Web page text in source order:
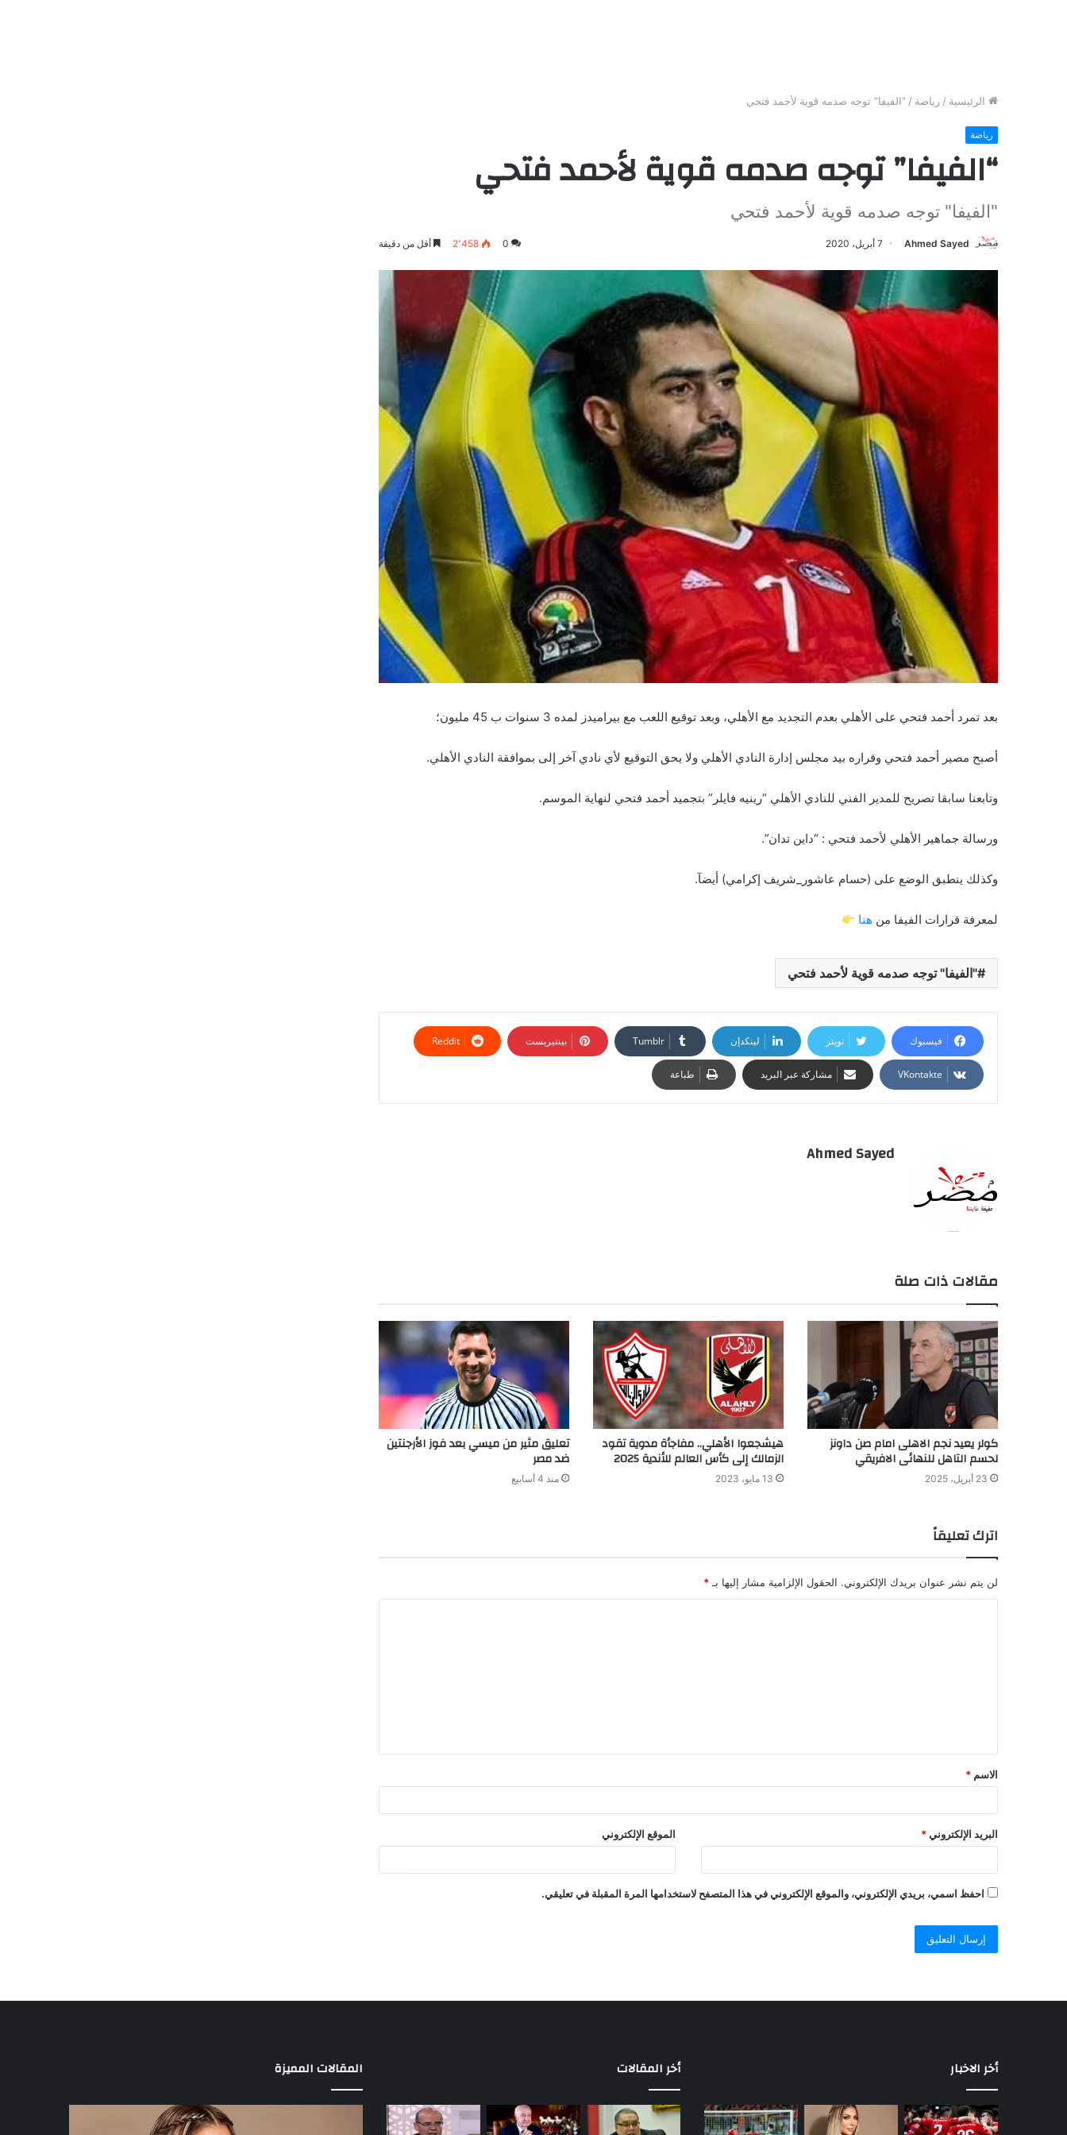
الرئيسية / رياضة / “الفيفا” توجه صدمه قوية لأحمد فتحي
رياضة
“الفيفا” توجه صدمه قوية لأحمد فتحي
"الفيفا" توجه صدمه قوية لأحمد فتحي
Ahmed Sayed 7 أبريل، 2020 0 2٬458 أقل من دقيقة
بعد تمرد أحمد فتحي على الأهلي بعدم التجديد مع الأهلي، وبعد توقيع اللعب مع بيراميدز لمده 3 سنوات ب 45 مليون؛
أصبح مصير أحمد فتحي وقراره بيد مجلس إدارة النادي الأهلي ولا يحق التوقيع لأي نادي آخر إلى بموافقة النادي الأهلي.
وتابعنا سابقا تصريح للمدير الفني للنادي الأهلي “رينيه فايلر” بتجميد أحمد فتحي لنهاية الموسم.
ورسالة جماهير الأهلي لأحمد فتحي : “داين تدان”.
وكذلك ينطبق الوضع على (حسام عاشور_شريف إكرامي) أيضآ.
لمعرفة قرارات الفيفا من هنا
"الفيفا" توجه صدمه قوية لأحمد فتحي
فيسبوك تويتر لينكدإن بينتيريست
مشاركة عبر البريد طباعة
Ahmed Sayed
مقالات ذات صلة
كولر يعيد نجم الاهلى امام صن داونز
لحسم التاهل للنهائى الافريقي
23 أبريل، 2025
هيشجعوا الأهلي.. مفاجأة مدوية تقود
الزمالك إلى كأس العالم للأندية 2025
13 مايو، 2023
تعليق مثير من ميسي بعد فوز الأرجنتين
ضد مصر
منذ 4 أسابيع
اترك تعليقاً
لن يتم نشر عنوان بريدك الإلكتروني. الحقول الإلزامية مشار إليها بـ *
الاسم *
البريد الإلكتروني * الموقع الإلكتروني
احفظ اسمي، بريدي الإلكتروني، والموقع الإلكتروني في هذا المتصفح لاستخدامها المرة المقبلة في تعليقي.
أخر الاخبار أخر المقالات المقالات المميزة
السيسي
يصدر
مباريات
الأهلي